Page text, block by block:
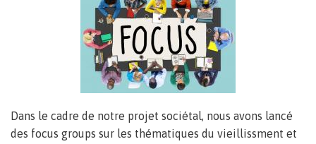
Dans le cadre de notre projet sociétal, nous avons lancé
des focus groups sur les thématiques du vieillissment et